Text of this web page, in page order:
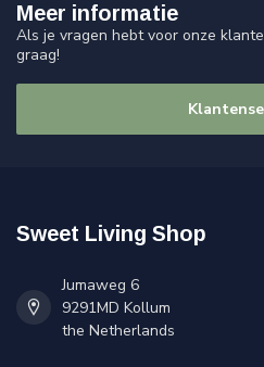
Meer informatie
Als je vragen hebt voor onze
graag!
Sweet Living Shop
Jumaweg 6
9291MD Kollum
the Netherlands